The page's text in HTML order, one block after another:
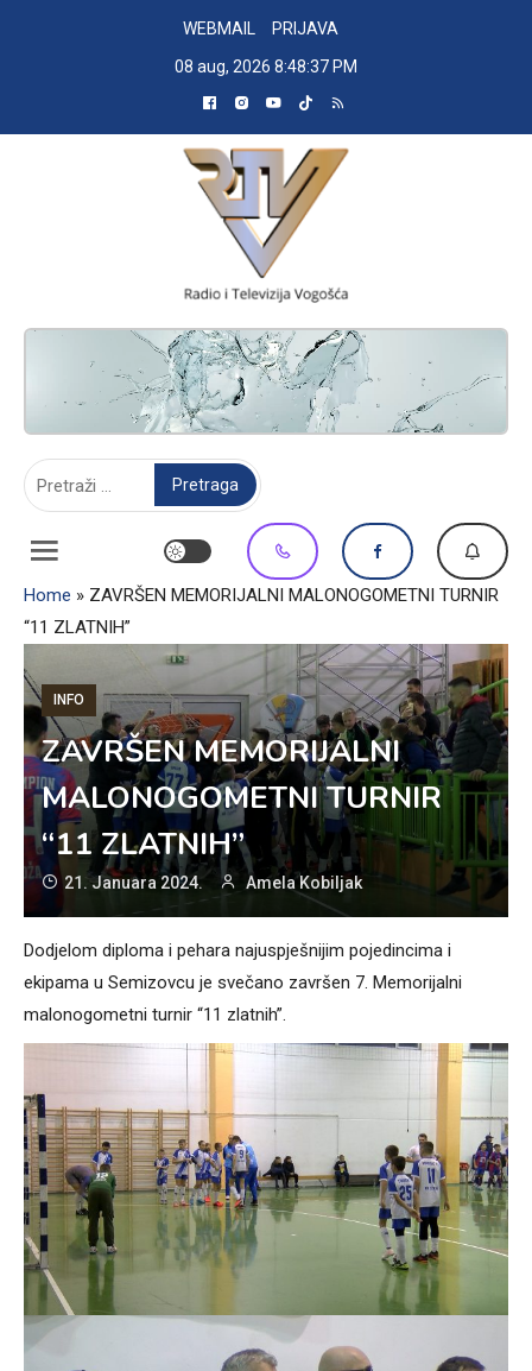
WEBMAIL
PRIJAVA
08 aug, 2026 8:48:38 PM
RADIO TELEVIZIJA VOGOŠĆA
Home » ZAVRŠEN MEMORIJALNI MALONOGOMETNI TURNIR
“11 ZLATNIH”
INFO
ZAVRŠEN MEMORIJALNI
MALONOGOMETNI TURNIR
“11 ZLATNIH”
21. Januara 2024. Amela Kobiljak
Dodjelom diploma i pehara najuspješnijim pojedincima i
ekipama u Semizovcu je svečano završen 7. Memorijalni
malonogometni turnir “11 zlatnih”.